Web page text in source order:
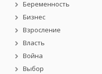
Беременность
Бизнес
Взросление
Власть
Война
Выбор